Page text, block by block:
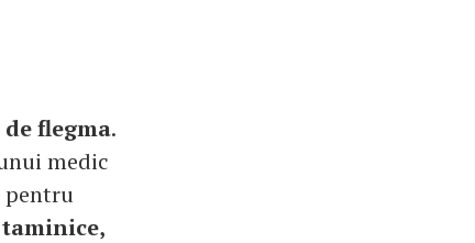
de flegma.
medic
pentru